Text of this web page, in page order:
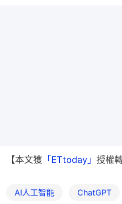
【本文獲 「ETtoday」 授權
AI人工智能 ChatGPT